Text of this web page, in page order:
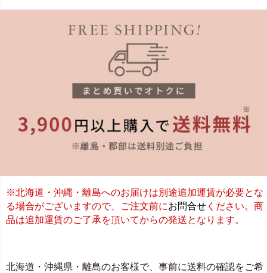
※北海道・沖縄・離島へのお届けは別途追加運賃が必要とな
る場合がございますので、ご注文前にお問合せ ください。商
品は追加運賃のご了承を頂いてからの発送となります。
北海道・沖縄県・離島のお客様で、事前に送料の確認をご希